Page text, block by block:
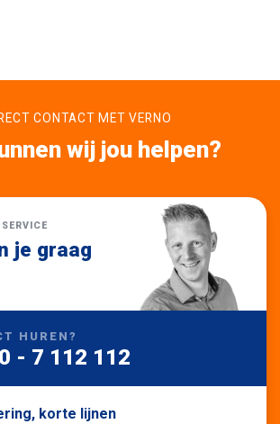
CONTACT MET VERNO
wij jou helpen?
je graag
HUREN?
- 7 112 112
korte lijnen